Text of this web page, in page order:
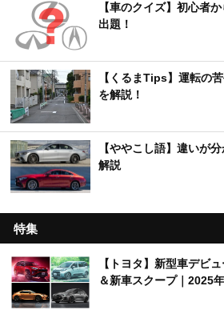
【車のクイズ】初心者
出題！
【くるまTips】運転の
を解説！
【ややこし語】違いが
解説
特集
【トヨタ】新型車デビ
＆新車スクープ｜2025